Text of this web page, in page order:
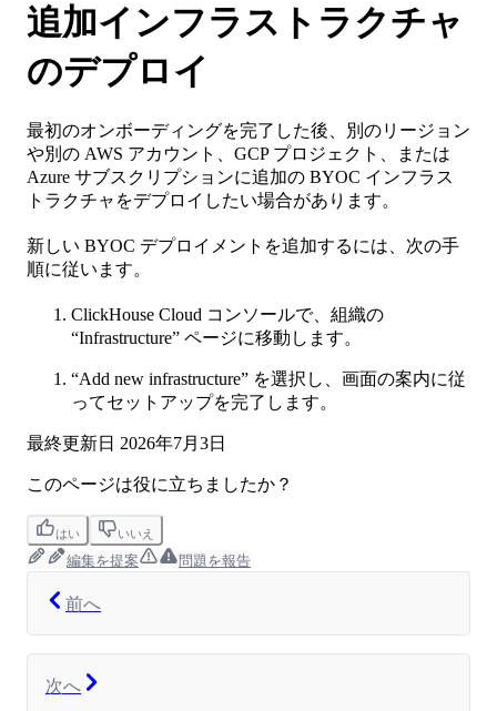
追加インフラストラクチャ
のデプロイ
最初のオンボーディングを完了した後、別のリージョン
や別の AWS アカウント、GCP プロジェクト、または
Azure サブスクリプションに追加の BYOC インフラス
トラクチャをデプロイしたい場合があります。
新しい BYOC デプロイメントを追加するには、次の手
順に従います。
ClickHouse Cloud コンソールで、組織の
“Infrastructure” ページに移動します。
“Add new infrastructure” を選択し、画面の案内に従
ってセットアップを完了します。
最終更新日 2026年7月3日
このページは役に立ちましたか？
はい いいえ
編集を提案 問題を報告
前へ
次へ